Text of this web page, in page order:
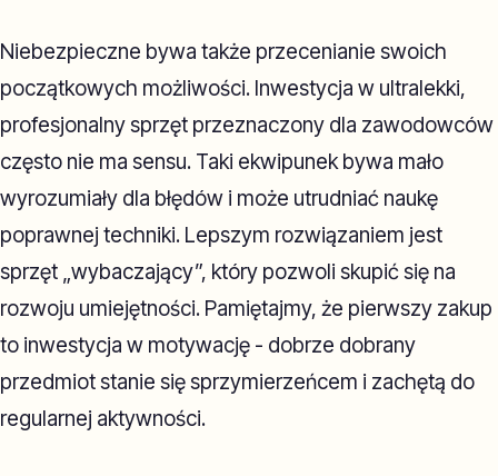
Niebezpieczne bywa także przecenianie swoich
początkowych możliwości. Inwestycja w ultralekki,
profesjonalny sprzęt przeznaczony dla zawodowców
często nie ma sensu. Taki ekwipunek bywa mało
wyrozumiały dla błędów i może utrudniać naukę
poprawnej techniki. Lepszym rozwiązaniem jest
sprzęt „wybaczający”, który pozwoli skupić się na
rozwoju umiejętności. Pamiętajmy, że pierwszy zakup
to inwestycja w motywację - dobrze dobrany
przedmiot stanie się sprzymierzeńcem i zachętą do
regularnej aktywności.